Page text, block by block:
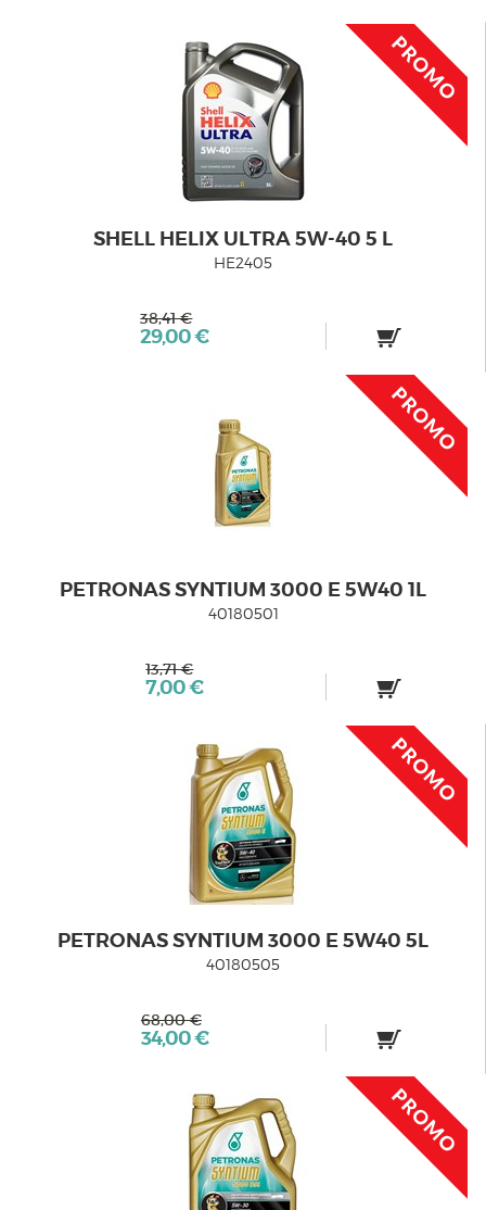
SHELL HELIX ULTRA 5W-40 5 L
HE2405
38,41 €
29,00 €
PETRONAS SYNTIUM 3000 E 5W40 1L
40180501
13,71 €
7,00 €
PETRONAS SYNTIUM 3000 E 5W40 5L
40180505
68,00 €
34,00 €